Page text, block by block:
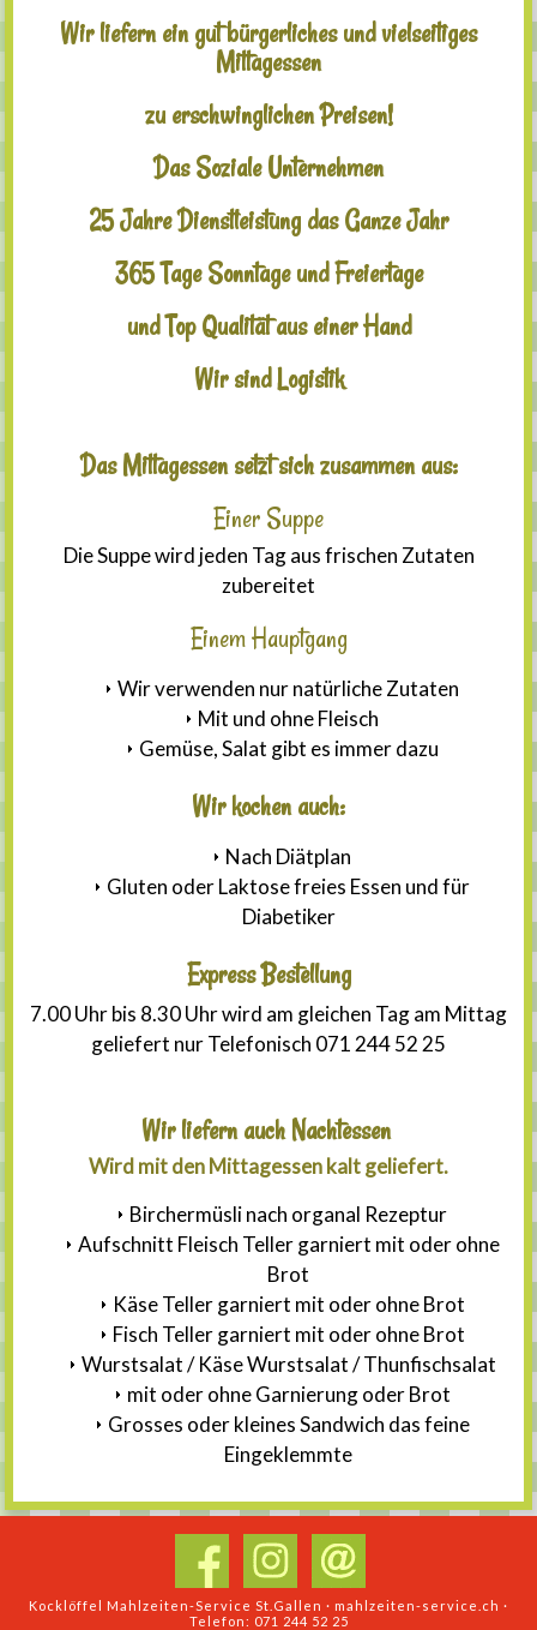
Wir liefern ein gut bürgerliches und vielseitiges
Mittagessen
zu erschwinglichen Preisen!
Das Soziale Unternehmen
25 Jahre Dienstleistung das Ganze Jahr
365 Tage Sonntage und Freiertage
und Top Qualität aus einer Hand
Wir sind Logistik
Das Mittagessen setzt sich zusammen aus:
Einer Suppe
Die Suppe wird jeden Tag aus frischen Zutaten
zubereitet
Einem Hauptgang
Wir verwenden nur natürliche Zutaten
Mit und ohne Fleisch
Gemüse, Salat gibt es immer dazu
Wir kochen auch:
Nach Diätplan
Gluten oder Laktose freies Essen und für
Diabetiker
Express Bestellung
7.00 Uhr bis 8.30 Uhr wird am gleichen Tag am Mittag
geliefert nur Telefonisch 071 244 52 25
Wir liefern auch Nachtessen
Wird mit den Mittagessen kalt geliefert.
Birchermüsli nach organal Rezeptur
Aufschnitt Fleisch Teller garniert mit oder ohne
Brot
Käse Teller garniert mit oder ohne Brot
Fisch Teller garniert mit oder ohne Brot
Wurstsalat / Käse Wurstsalat / Thunfischsalat
mit oder ohne Garnierung oder Brot
Grosses oder kleines Sandwich das feine
Eingeklemmte
Kocklöffel Mahlzeiten-Service St.Gallen · mahlzeiten-service.ch ·
Telefon: 071 244 52 25